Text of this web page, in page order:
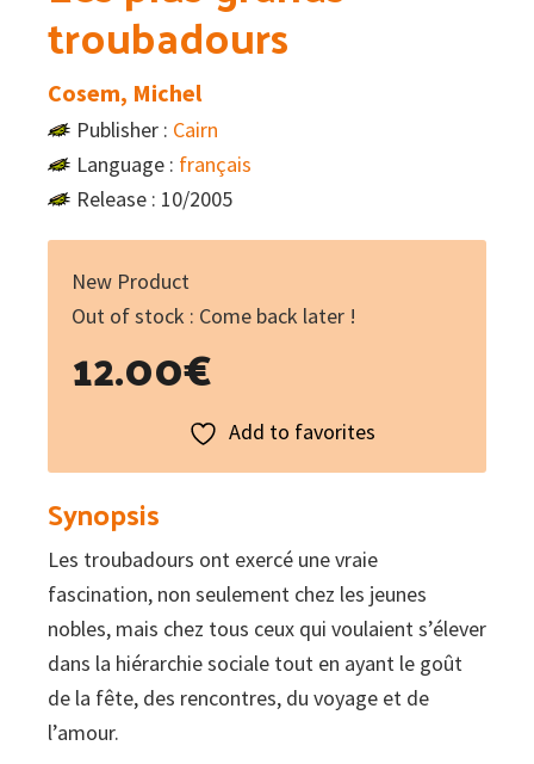
troubadours
Cosem, Michel
Publisher : Cairn
Language : français
Release : 10/2005
New Product
Out of stock : Come back later !
12.00€
Add to favorites
Synopsis
Les troubadours ont exercé une vraie
fascination, non seulement chez les jeunes
nobles, mais chez tous ceux qui voulaient s’élever
dans la hiérarchie sociale tout en ayant le goût
de la fête, des rencontres, du voyage et de
l’amour.